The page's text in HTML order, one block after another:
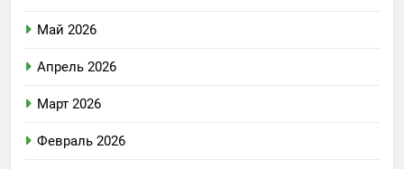
Май 2026
Апрель 2026
Март 2026
Февраль 2026